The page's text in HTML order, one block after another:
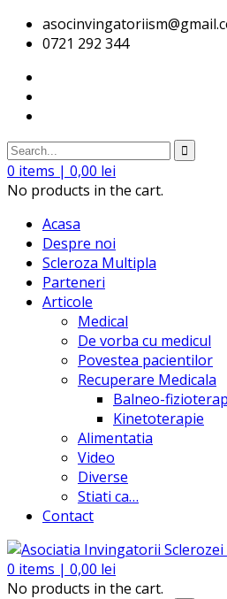
0721 292 344
0 items | 0,00 lei
No products in the cart.
Acasa
Despre noi
Scleroza Multipla
Parteneri
Articole
Medical
De vorba cu medicul
Povestea pacientilor
Recuperare Medicala
Balneo-
Kinetoterapie
Alimentatia
Video
Diverse
Stiati ca…
Contact
0 items | 0,00 lei
No products in the cart.